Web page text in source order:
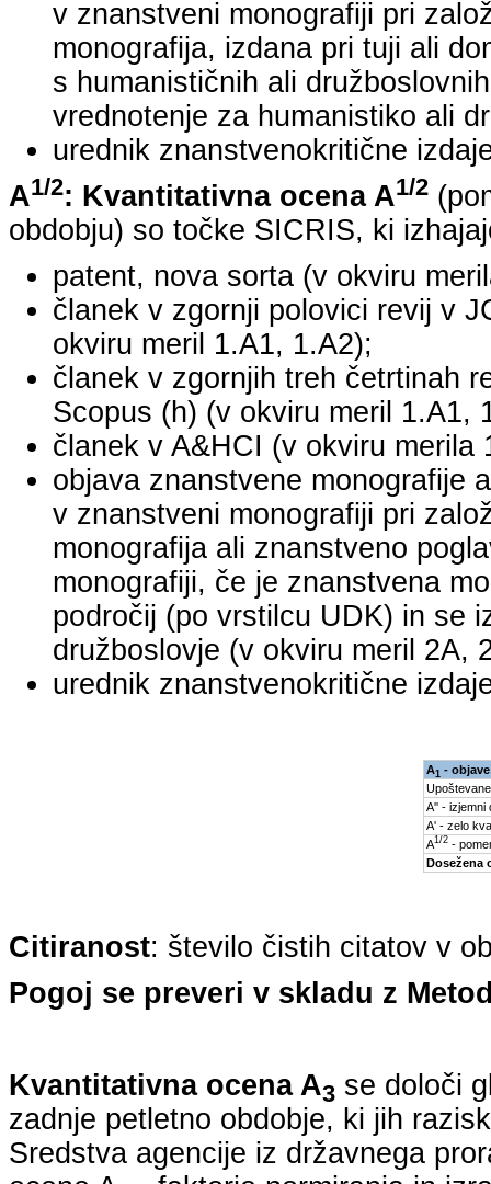
v znanstveni monografiji pri
monografija, izdana pri tuji ali
s humanističnih ali
vrednotenje za humanistiko ali
urednik znanstvenokritične
A1/2: Kvantitativna ocena A1/2
obdobju) so točke SICRIS, ki
patent, nova sorta (v okviru
članek v zgornji polovici revij v
okviru meril 1.A1, 1.A2);
članek v zgornjih treh četrtinah
Scopus (h) (v okviru meril 1.A1,
članek v A&HCI (v okviru merila
objava znanstvene monografije
v znanstveni monografiji pri
monografija ali znanstveno
monografiji, če je znanstvena
področij (po vrstilcu UDK) in se
družboslovje (v okviru meril 2A,
urednik znanstvenokritične
A1 - objave
A'' - izjemni
A' - zelo
A1/2-
Dosežena
Citiranost: število čistih citatov v
Pogoj se preveri v skladu z
Kvantitativna ocena A3 se določi
zadnje petletno obdobje, ki jih
Sredstva agencije iz državnega